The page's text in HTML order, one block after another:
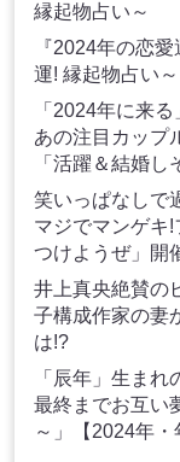
縁起物占い～
『2024年の恋
運! 縁起物占い～
「2024年に来
あの注目カップ
「活躍＆結婚し
笑いっぱなしで
マジでマンゲキ
つけようぜ」開
井上真央絶賛の
子構成作家の妻
は!?
「辰年」生ま
最終までお互い
～」【2024年・